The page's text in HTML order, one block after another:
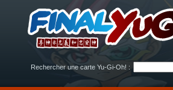
Rechercher une carte Yu-Gi-Oh! :